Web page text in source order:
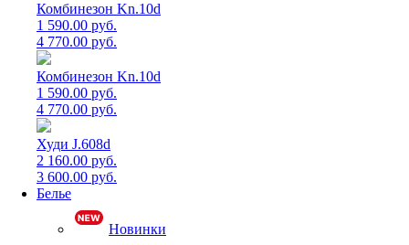
Комбинезон Kn.10d
1 590.00 руб.
4 770.00 руб.
Комбинезон Kn.10d
1 590.00 руб.
4 770.00 руб.
Худи J.608d
2 160.00 руб.
3 600.00 руб.
Белье
Новинки